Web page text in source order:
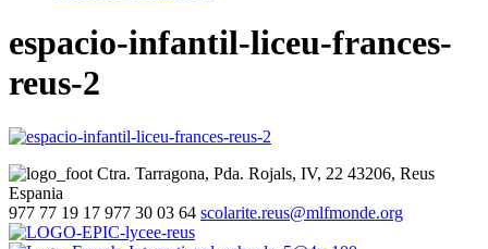
espacio-infantil-liceu-frances-
reus-2
Ctra. Tarragona, Pda. Rojals, IV, 22 43206, Reus
Espania
977 77 19 17 977 30 03 64 scolarite.reus@mlfmonde.org